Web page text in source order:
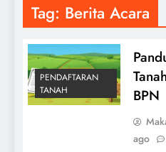
Tag: Berita Acara
PENDAFTARAN
TANAH
BPN
ago